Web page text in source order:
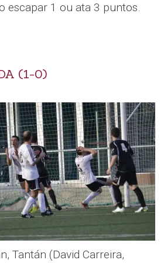
escapar 1 ou ata 3 puntos.
(1-0)
Tantán (David Carreira,